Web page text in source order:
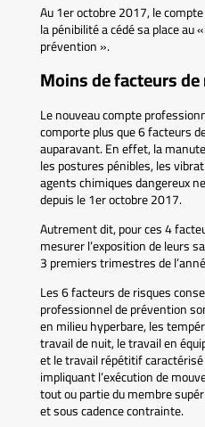
Au 1er octobre 2017, le
la pénibilité a cédé sa place
prévention ».
Moins de facteurs
Le nouveau compte
comporte plus que 6 facteurs
auparavant. En effet, la
les postures pénibles, les
agents chimiques dangereux
depuis le 1er octobre 2017.
Autrement dit, pour ces 4
mesurer l’exposition de leurs
3 premiers trimestres de
Les 6 facteurs de risques
professionnel de prévention
en milieu hyperbare, les
travail de nuit, le travail en
et le travail répétitif
impliquant l’exécution de
tout ou partie du membre
et sous cadence contrainte.